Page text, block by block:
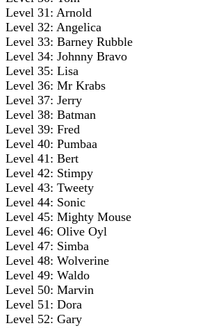
Level 31: Arnold
Level 32: Angelica
Level 33: Barney Rubble
Level 34: Johnny Bravo
Level 35: Lisa
Level 36: Mr Krabs
Level 37: Jerry
Level 38: Batman
Level 39: Fred
Level 40: Pumbaa
Level 41: Bert
Level 42: Stimpy
Level 43: Tweety
Level 44: Sonic
Level 45: Mighty Mouse
Level 46: Olive Oyl
Level 47: Simba
Level 48: Wolverine
Level 49: Waldo
Level 50: Marvin
Level 51: Dora
Level 52: Gary